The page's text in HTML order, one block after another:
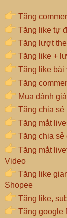
Tăng
Tăng like tự
Tăng lượt
Tăng like +
Tăng like bài
Tăng
Mua đánh
Tăng chia sẻ
Tăng mắt
Tăng chia sẻ
Tăng mắt
Video
Tăng like
Shopee
Tăng like,
Tăng google